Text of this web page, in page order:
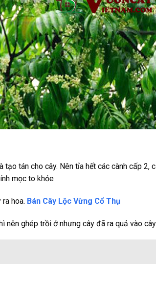
tán cho cây. Nên tỉa hết các cành cấp 2,
mọc to khỏe
hoa. Bán Cây Lộc Vừng Cổ Thụ
nên ghép trồi ở nhưng cây đã ra quả vào